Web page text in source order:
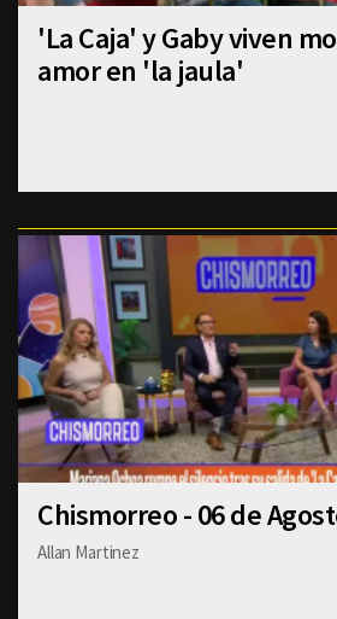
'La Caja' y Gaby viven
amor en 'la jaula'
Chismorreo - 06 de
Allan Martinez